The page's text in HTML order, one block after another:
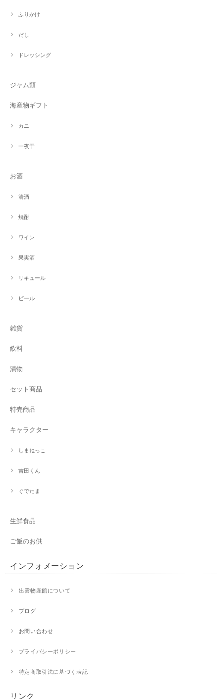
ふりかけ
だし
ドレッシング
ジャム類
海産物ギフト
カニ
一夜干
お酒
清酒
焼酎
ワイン
果実酒
リキュール
ビール
雑貨
飲料
漬物
セット商品
特売商品
キャラクター
しまねっこ
吉田くん
ぐでたま
生鮮食品
ご飯のお供
インフォメーション
出雲物産館について
ブログ
お問い合わせ
プライバシーポリシー
特定商取引法に基づく表記
リンク